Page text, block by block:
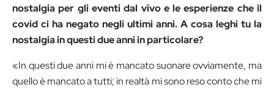
nostalgia per gli eventi dal vivo e le esperienze che il
covid ci ha negato negli ultimi anni. A cosa leghi tu la
nostalgia in questi due anni in particolare?
«In questi due anni mi è mancato suonare ovviamente, ma
quello è mancato a tutti; in realtà mi sono reso conto che mi